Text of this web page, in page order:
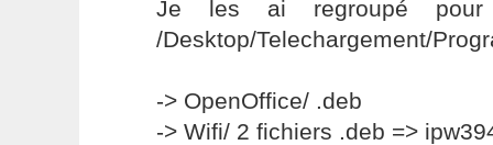
Je les ai regroupé
/Desktop/Telechargement/
-> OpenOffice/ .deb
-> Wifi/ 2 fichiers .deb =>